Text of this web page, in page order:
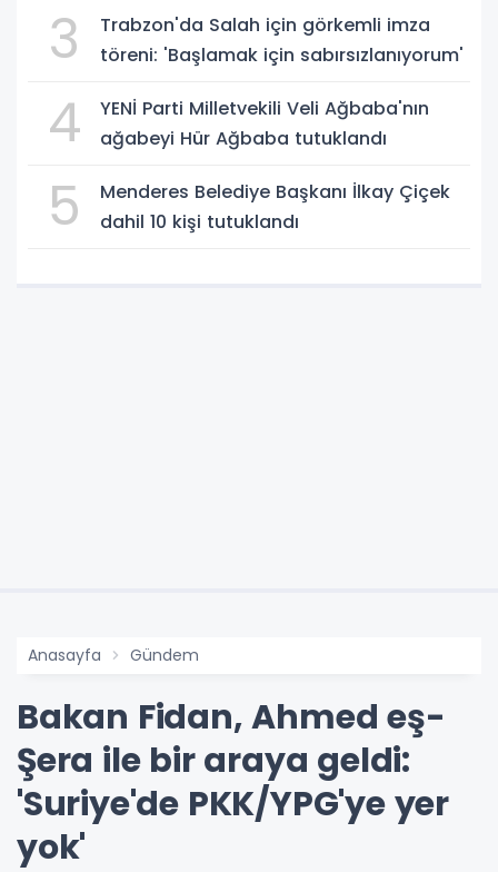
3
Trabzon'da Salah için görkemli imza
töreni: 'Başlamak için sabırsızlanıyorum'
4
YENİ Parti Milletvekili Veli Ağbaba'nın
ağabeyi Hür Ağbaba tutuklandı
5
Menderes Belediye Başkanı İlkay Çiçek
dahil 10 kişi tutuklandı
Anasayfa Gündem
Bakan Fidan, Ahmed eş-
Şera ile bir araya geldi:
'Suriye'de PKK/YPG'ye yer
yok'